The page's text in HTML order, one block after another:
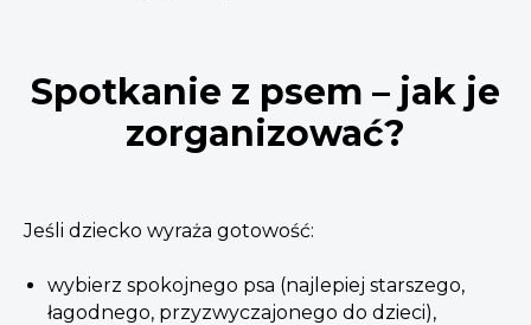
Spotkanie z psem – jak je
zorganizować?
Jeśli dziecko wyraża gotowość:
wybierz spokojnego psa (najlepiej starszego,
łagodnego, przyzwyczajonego do dzieci),